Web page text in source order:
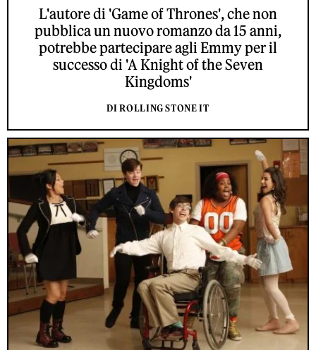
L'autore di 'Game of Thrones', che non
pubblica un nuovo romanzo da 15 anni,
potrebbe partecipare agli Emmy per il
successo di 'A Knight of the Seven
Kingdoms'
DI ROLLING STONE IT